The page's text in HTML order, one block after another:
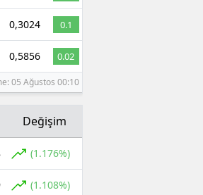
0,3024 0.1
0,5856 0.02
05 Ağustos 00:10
Değişim
(1.176%)
(1.108%)